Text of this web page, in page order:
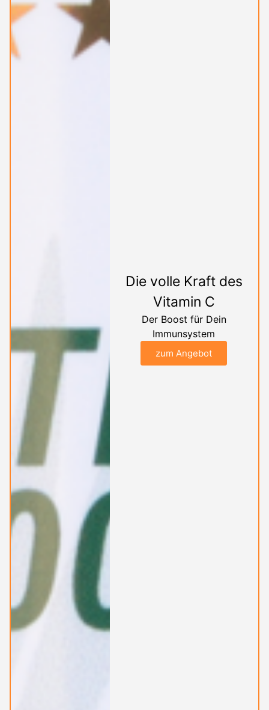
Die volle Kraft des
Vitamin C
Der Boost für Dein
Immunsystem
zum Angebot